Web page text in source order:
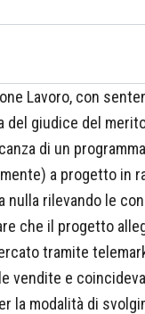
Lavoro, con
giudice del
di un
a progetto in
nulla rilevando le
che il progetto
tramite
vendite e
la modalità di